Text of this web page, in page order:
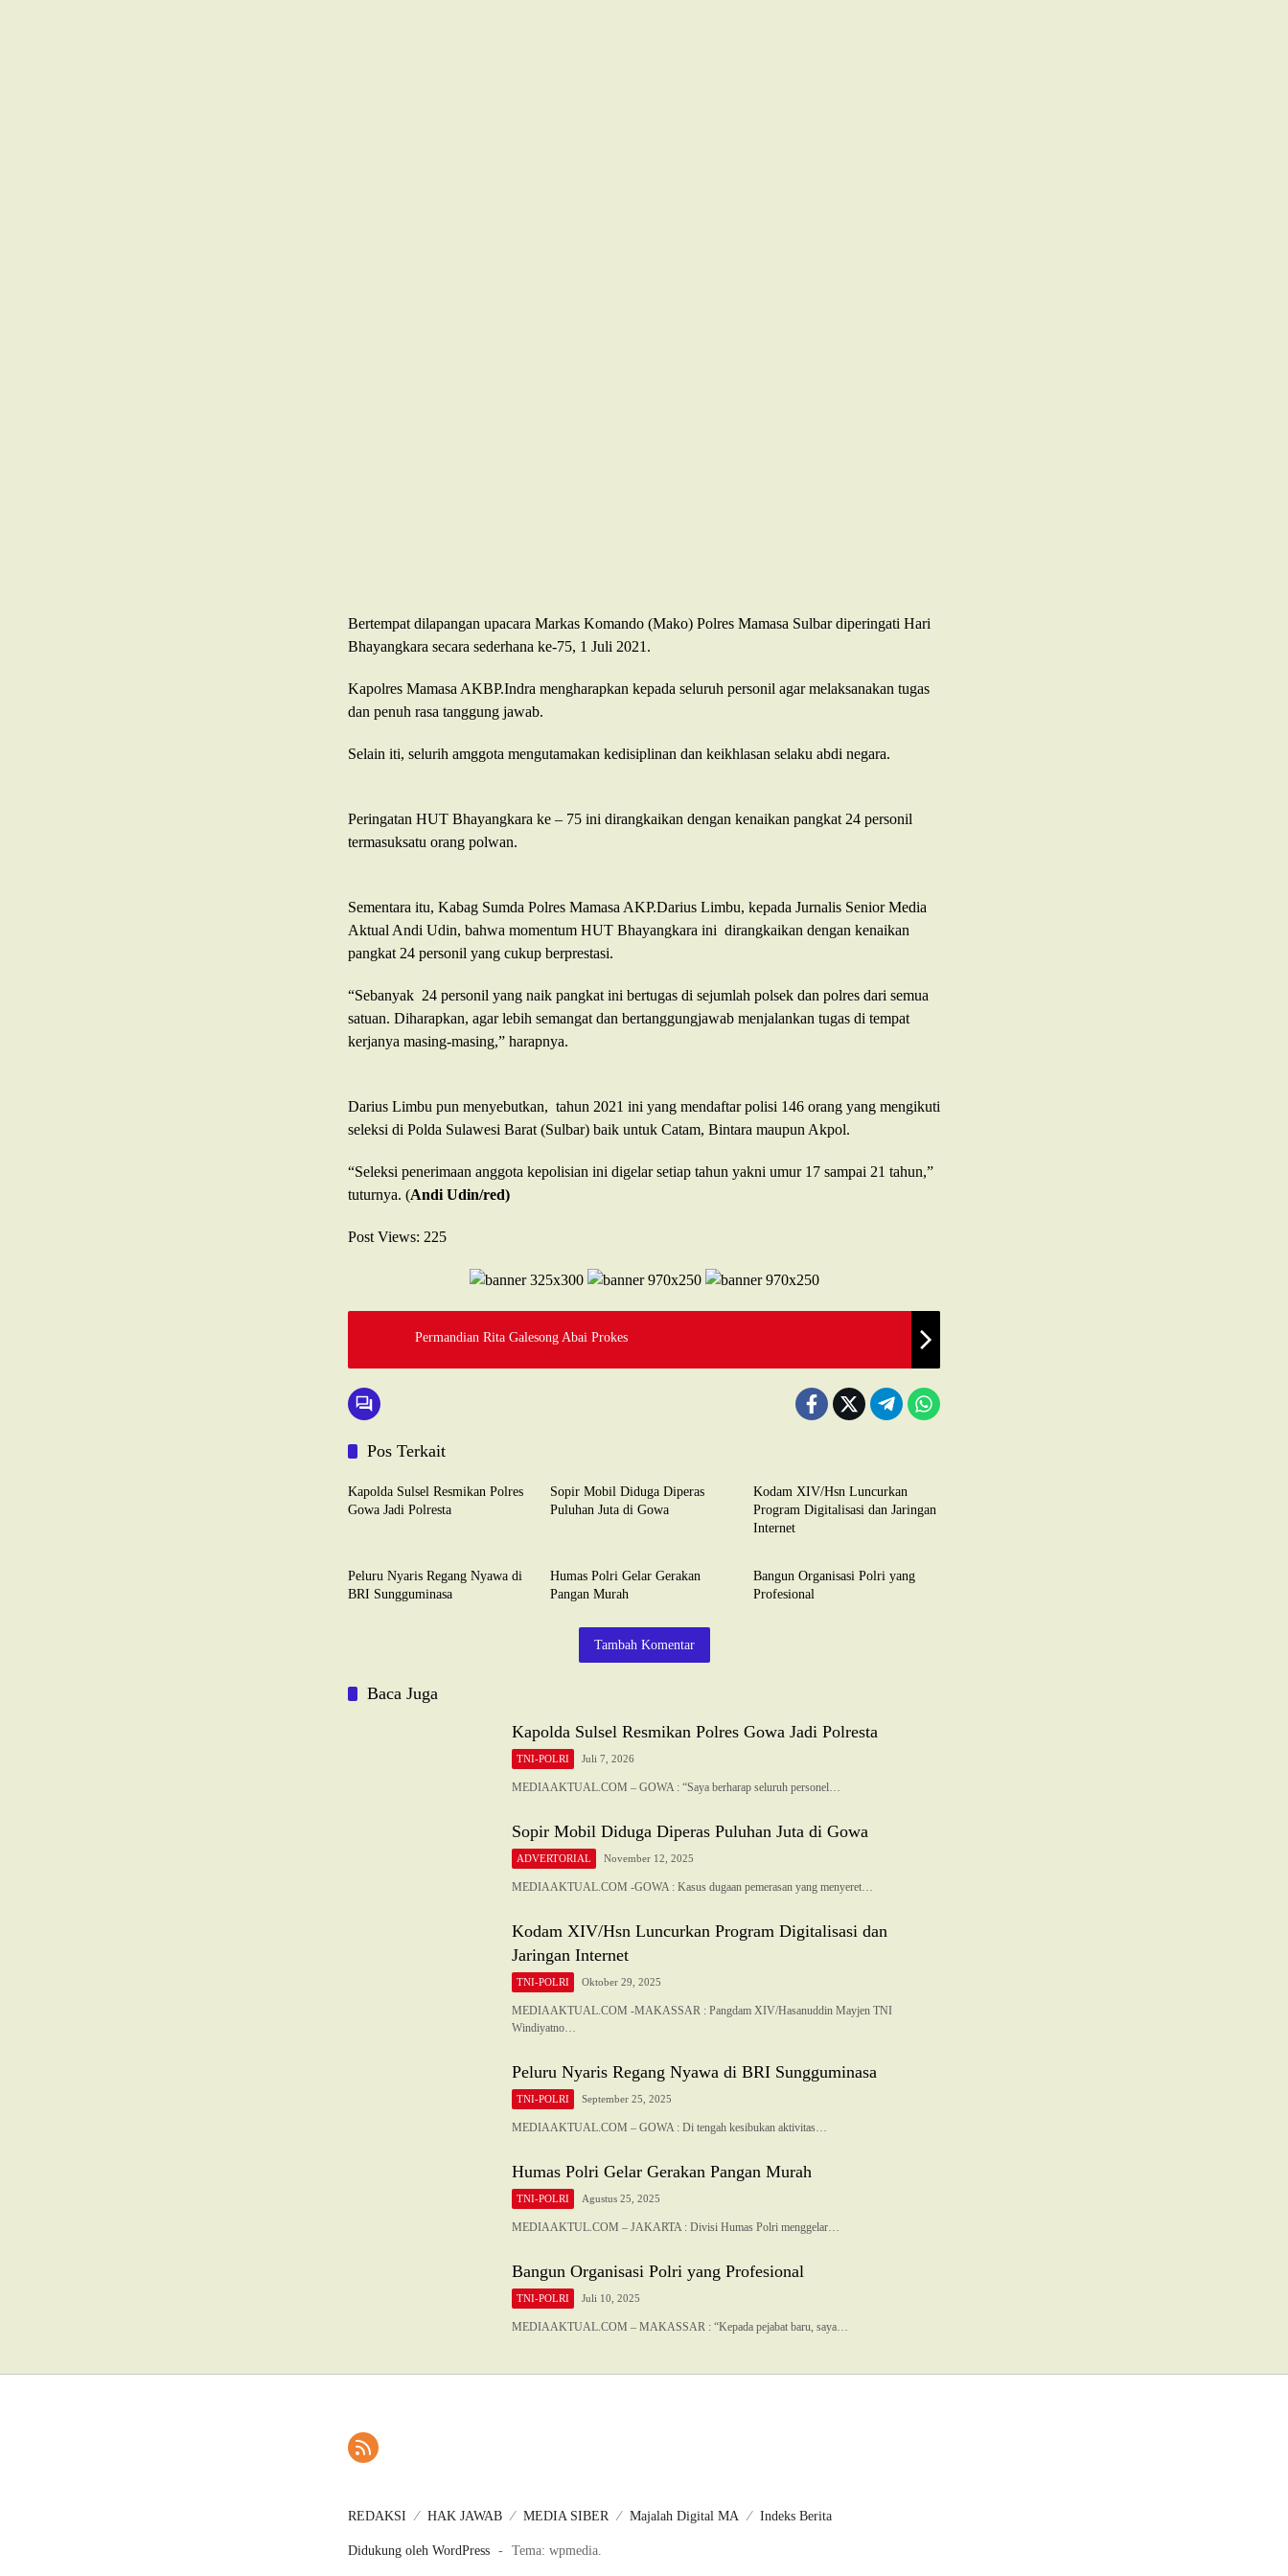
Bertempat dilapangan upacara Markas Komando (Mako) Polres Mamasa Sulbar diperingati Hari
Bhayangkara secara sederhana ke-75, 1 Juli 2021.
Kapolres Mamasa AKBP.Indra mengharapkan kepada seluruh personil agar melaksanakan tugas
dan penuh rasa tanggung jawab.
Selain iti, selurih amggota mengutamakan kedisiplinan dan keikhlasan selaku abdi negara.
Peringatan HUT Bhayangkara ke – 75 ini dirangkaikan dengan kenaikan pangkat 24 personil
termasuksatu orang polwan.
Sementara itu, Kabag Sumda Polres Mamasa AKP.Darius Limbu, kepada Jurnalis Senior Media
Aktual Andi Udin, bahwa momentum HUT Bhayangkara ini dirangkaikan dengan kenaikan
pangkat 24 personil yang cukup berprestasi.
“Sebanyak 24 personil yang naik pangkat ini bertugas di sejumlah polsek dan polres dari semua
satuan. Diharapkan, agar lebih semangat dan bertanggungjawab menjalankan tugas di tempat
kerjanya masing-masing,” harapnya.
Darius Limbu pun menyebutkan, tahun 2021 ini yang mendaftar polisi 146 orang yang mengikuti
seleksi di Polda Sulawesi Barat (Sulbar) baik untuk Catam, Bintara maupun Akpol.
“Seleksi penerimaan anggota kepolisian ini digelar setiap tahun yakni umur 17 sampai 21 tahun,”
tuturnya. (Andi Udin/red)
Post Views: 225
Permandian Rita Galesong Abai Prokes
Pos Terkait
TNI-POLRI
Kapolda Sulsel Resmikan Polres
Gowa Jadi Polresta
Sopir Mobil Diduga Diperas
Puluhan Juta di Gowa
Kodam XIV/Hsn Luncurkan
Program Digitalisasi dan Jaringan
Internet
Peluru Nyaris Regang Nyawa di
BRI Sungguminasa
Humas Polri Gelar Gerakan
Pangan Murah
Bangun Organisasi Polri yang
Profesional
Tambah Komentar
Baca Juga
Kapolda Sulsel Resmikan Polres Gowa Jadi Polresta
TNI-POLRI Juli 7, 2026
MEDIAAKTUAL.COM – GOWA : “Saya berharap seluruh personel…
Sopir Mobil Diduga Diperas Puluhan Juta di Gowa
ADVERTORIAL November 12, 2025
MEDIAAKTUAL.COM -GOWA : Kasus dugaan pemerasan yang menyeret…
Kodam XIV/Hsn Luncurkan Program Digitalisasi dan
Jaringan Internet
TNI-POLRI Oktober 29, 2025
MEDIAAKTUAL.COM -MAKASSAR : Pangdam XIV/Hasanuddin Mayjen TNI
Windiyatno…
Peluru Nyaris Regang Nyawa di BRI Sungguminasa
TNI-POLRI September 25, 2025
MEDIAAKTUAL.COM – GOWA : Di tengah kesibukan aktivitas…
Humas Polri Gelar Gerakan Pangan Murah
TNI-POLRI Agustus 25, 2025
MEDIAAKTUL.COM – JAKARTA : Divisi Humas Polri menggelar…
Bangun Organisasi Polri yang Profesional
TNI-POLRI Juli 10, 2025
MEDIAAKTUAL.COM – MAKASSAR : “Kepada pejabat baru, saya…
REDAKSI HAK JAWAB MEDIA SIBER Majalah Digital MA Indeks Berita
Didukung oleh WordPress - Tema: wpmedia.